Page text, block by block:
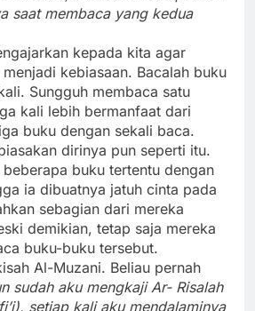
saat membaca yang kedua
kepada kita agar
kebiasaan. Bacalah buku
Sungguh membaca satu
kali lebih bermanfaat dari
buku dengan sekali baca.
dirinya pun seperti itu.
buku tertentu dengan
ia dibuatnya jatuh cinta pada
sebagian dari mereka
demikian, tetap saja mereka
buku-buku tersebut.
Al-Muzani. Beliau pernah
sudah aku mengkaji Ar- Risalah
setiap kali aku mendalaminya